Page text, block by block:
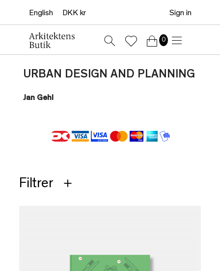
Sign in
0
URBAN DESIGN AND PLANNING
Jan Gehl
Filtrer